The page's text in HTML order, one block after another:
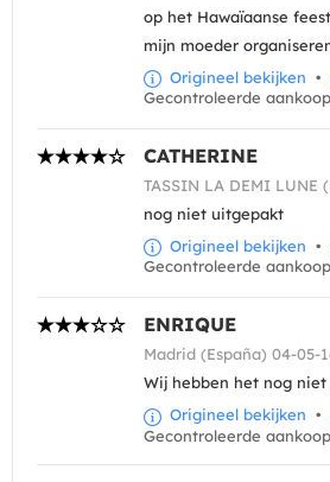
op het Hawaïaanse
mijn moeder
Origineel bekijken •
Gecontroleerde aankoop
CATHERINE
TASSIN LA DEMI LUNE
nog niet uitgepakt
Origineel bekijken •
Gecontroleerde aankoop
ENRIQUE
Madrid (España) 04-05-
Wij hebben het nog
Origineel bekijken •
Gecontroleerde aankoop